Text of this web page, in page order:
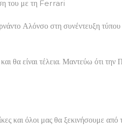
του με τη Ferrari
Αλόνσο στη συνέντευξη
θα είναι τέλεια. Μαντεύω ότι
και όλοι μας θα ξεκινήσουμε από